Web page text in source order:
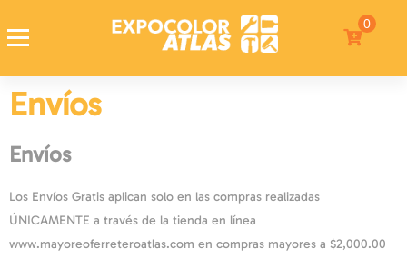
Expocolor Atlas
Tienda de pinturas en linea
0
Envíos
Envíos
Los Envíos Gratis aplican solo en las compras realizadas
ÚNICAMENTE a través de la tienda en línea
www.mayoreoferreteroatlas.com en compras mayores a $2,000.00